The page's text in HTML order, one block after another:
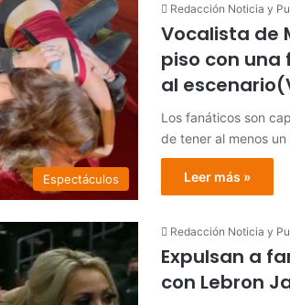
Espectáculos
Redacción Noticia y
Vocalista de
piso con una
al
Los fanáticos son
de tener al menos
Leer más »
Redacción Noticia y
Expulsan a
con Lebron